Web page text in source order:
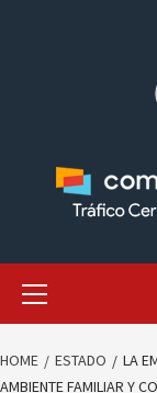
HOME ESTADO
LA
AMBIENTE FAMILIAR Y